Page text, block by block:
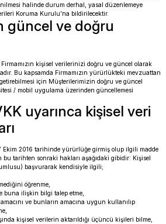
halinde durum derhal, yasal düzenlemeye
Koruma Kurulu’na bildirilecektir.
güncel ve doğru
kişisel verilerinizi doğru ve güncel olarak
Bu kapsamda Firmamızın yürürlükteki mevzuattan
için Müşterilerimizin doğru ve güncel
/ mobil uygulama üzerinden güncellemesi
uyarınca kişisel veri
Ekim 2016 tarihinde yürürlüğe girmiş olup ilgili madde
bu tarihten sonraki hakları aşağıdaki gibidir: Kişisel
başvurarak kendisiyle ilgili;
öğrenme,
buna ilişkin bilgi talep etme,
ve bunların amacına uygun kullanılıp
kişisel verilerin aktarıldığı üçüncü kişileri bilme,